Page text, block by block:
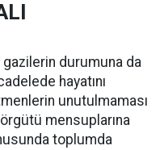
durumuna da
hayatını
unutulmaması
mensuplarına
toplumda